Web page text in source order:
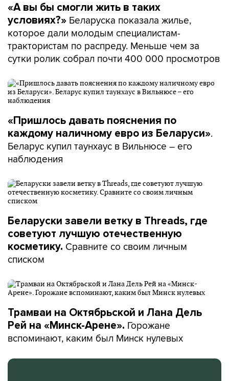
«А вы бы смогли жить в таких
условиях?» Беларуска показала жилье,
которое дали молодым специалистам-
трактористам по распреду. Меньше чем за
сутки ролик собрал почти 400 000 просмотров
«Пришлось давать пояснения по
каждому наличному евро из Беларуси».
Беларус купил таунхаус в Вильнюсе – его
наблюдения
Беларуски завели ветку в Threads, где
советуют лучшую отечественную
косметику. Сравните со своим личным
списком
Трамваи на Октябрьской и Лана Дель
Рей на «Минск-Арене». Горожане
вспоминают, каким был Минск нулевых